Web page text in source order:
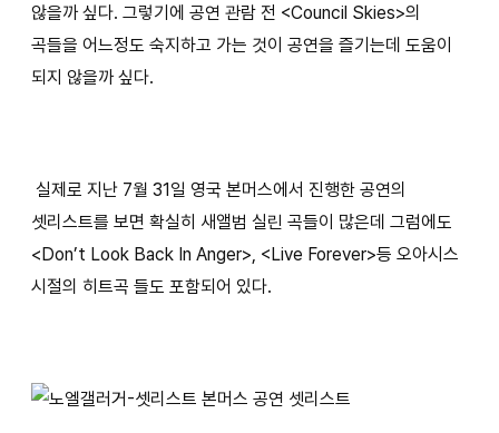
않을까 싶다. 그렇기에 공연 관람 전 <Council Skies>의
곡들을 어느정도 숙지하고 가는 것이 공연을 즐기는데 도움이
되지 않을까 싶다.
실제로 지난 7월 31일 영국 본머스에서 진행한 공연의
셋리스트를 보면 확실히 새앨범 실린 곡들이 많은데 그럼에도
<Don’t Look Back In Anger>, <Live Forever>등 오아시스
시절의 히트곡 들도 포함되어 있다.